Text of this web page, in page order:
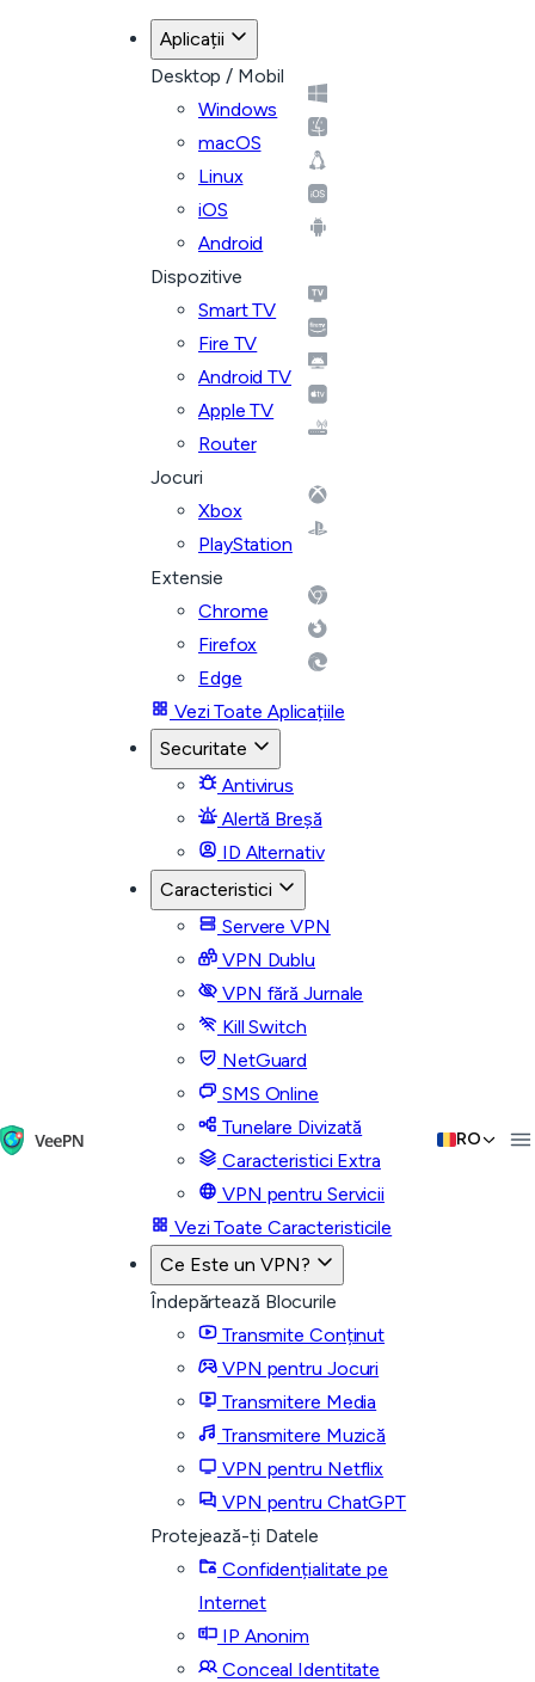
Aplicații
Desktop / Mobil
Windows
macOS
Linux
iOS
Android
Dispozitive
Smart TV
Fire TV
Android TV
Apple TV
Router
Jocuri
Xbox
PlayStation
Extensie
Chrome
Firefox
Edge
Vezi Toate Aplicațiile
Securitate
Antivirus
Alertă Breșă
ID Alternativ
Caracteristici
Servere VPN
VPN Dublu
VPN fără Jurnale
Kill Switch
NetGuard
SMS Online
Tunelare Divizată
Caracteristici Extra
VPN pentru Servicii
Vezi Toate Caracteristicile
Ce Este un VPN?
Îndepărtează Blocurile
Transmite Conținut
VPN pentru Jocuri
Transmitere Media
Transmitere Muzică
VPN pentru Netflix
VPN pentru ChatGPT
Protejează-ți Datele
Confidențialitate pe
Internet
IP Anonim
Conceal Identitate
RO